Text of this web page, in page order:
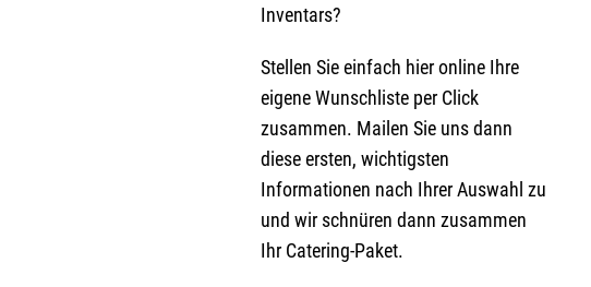
Inventars?
Stellen Sie einfach hier online Ihre
eigene Wunschliste per Click
zusammen. Mailen Sie uns dann
diese ersten, wichtigsten
Informationen nach Ihrer Auswahl zu
und wir schnüren dann zusammen
Ihr Catering-Paket.